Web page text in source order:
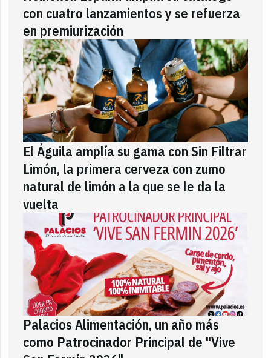
con cuatro lanzamientos y se refuerza
en premiurización
El Águila amplía su gama con Sin Filtrar
Limón, la primera cerveza con zumo
natural de limón a la que se le da la
vuelta
Palacios Alimentación, un año más
como Patrocinador Principal de "Vive